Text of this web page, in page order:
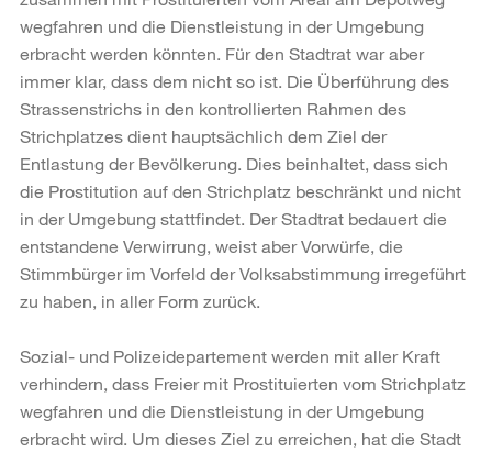
wegfahren und die Dienstleistung in der Umgebung
erbracht werden könnten. Für den Stadtrat war aber
immer klar, dass dem nicht so ist. Die Überführung des
Strassenstrichs in den kontrollierten Rahmen des
Strichplatzes dient hauptsächlich dem Ziel der
Entlastung der Bevölkerung. Dies beinhaltet, dass sich
die Prostitution auf den Strichplatz beschränkt und nicht
in der Umgebung stattfindet. Der Stadtrat bedauert die
entstandene Verwirrung, weist aber Vorwürfe, die
Stimmbürger im Vorfeld der Volksabstimmung irregeführt
zu haben, in aller Form zurück.
Sozial- und Polizeidepartement werden mit aller Kraft
verhindern, dass Freier mit Prostituierten vom Strichplatz
wegfahren und die Dienstleistung in der Umgebung
erbracht wird. Um dieses Ziel zu erreichen, hat die Stadt